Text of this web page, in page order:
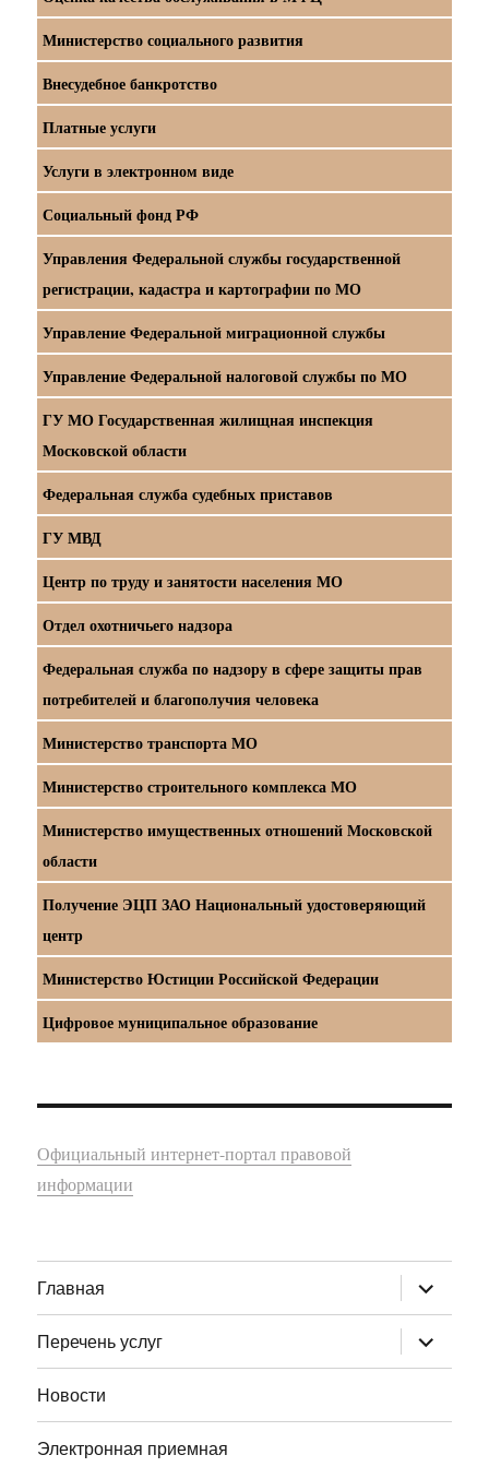
Министерство социального развития
Внесудебное банкротство
Платные услуги
Услуги в электронном виде
Социальный фонд РФ
Управления Федеральной службы государственной
регистрации, кадастра и картографии по МО
Управление Федеральной миграционной службы
Управление Федеральной налоговой службы по МО
ГУ МО Государственная жилищная инспекция
Московской области
Федеральная служба судебных приставов
ГУ МВД
Центр по труду и занятости населения МО
Отдел охотничьего надзора
Федеральная служба по надзору в сфере защиты прав
потребителей и благополучия человека
Министерство транспорта МО
Министерство строительного комплекса МО
Министерство имущественных отношений Московской
области
Получение ЭЦП ЗАО Национальный удостоверяющий
центр
Министерство Юстиции Российской Федерации
Цифровое муниципальное образование
Официальный интернет-портал правовой
информации
Главная раскрыть
дочернее
меню
Перечень услуг
раскрыть
дочернее
меню
Новости
Электронная приемная